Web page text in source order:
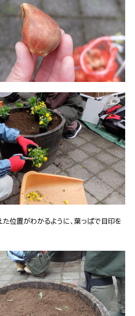
た位置がわかるように、葉っぱで目印を